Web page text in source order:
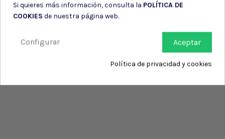
Si quieres más información, consulta la POLÍTICA DE
COOKIES de nuestra página web.
Aceptar
Configurar
Política de privacidad y cookies